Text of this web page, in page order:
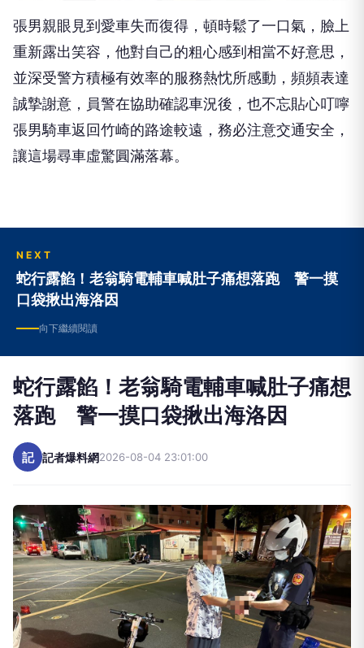
張男親眼見到愛車失而復得，頓時鬆了一口氣，臉上
重新露出笑容，他對自己的粗心感到相當不好意思，
並深受警方積極有效率的服務熱忱所感動，頻頻表達
誠摯謝意，員警在協助確認車況後，也不忘貼心叮嚀
張男騎車返回竹崎的路途較遠，務必注意交通安全，
讓這場尋車虛驚圓滿落幕。
NEXT
蛇行露餡！老翁騎電輔車喊肚子痛想落跑 警一摸
口袋揪出海洛因
向下繼續閱讀
蛇行露餡！老翁騎電輔車喊肚子痛想
落跑 警一摸口袋揪出海洛因
記 記者爆料網2026-08-04 23:01:00